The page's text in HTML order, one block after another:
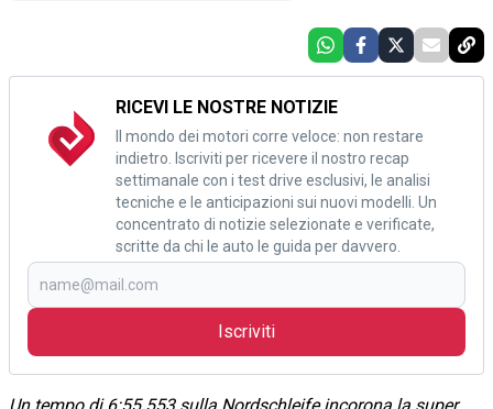
RICEVI LE NOSTRE NOTIZIE
Il mondo dei motori corre veloce: non restare
indietro. Iscriviti per ricevere il nostro recap
settimanale con i test drive esclusivi, le analisi
tecniche e le anticipazioni sui nuovi modelli. Un
concentrato di notizie selezionate e verificate,
scritte da chi le auto le guida per davvero.
Iscriviti
Un tempo di 6:55.553 sulla Nordschleife incorona la super